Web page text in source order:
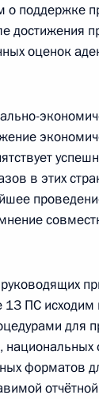
по
о поддержке
достижения
оценок
в этих
13 ПС
для
форматов